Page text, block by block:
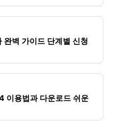
완벽 가이드 단계별 신청
이용법과 다운로드 쉬운